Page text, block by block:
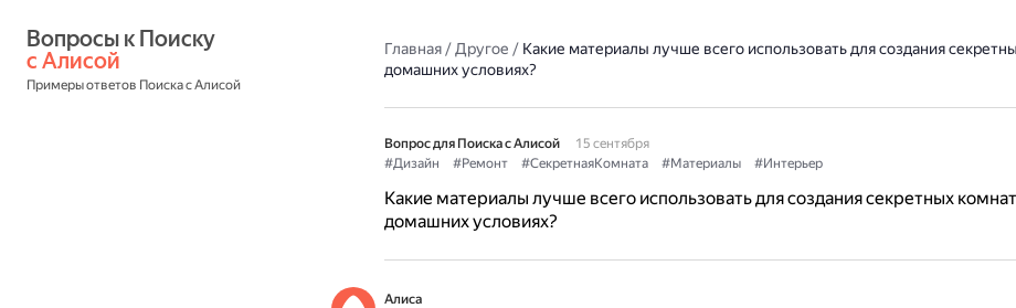
с Алисой
Примеры ответов Поиска с Алисой
Главная/Другое / Какие материалы лучше всего использовать для создания
домашних условиях?
Вопрос для Поиска с Алисой
15 сентября
#Дизайн
#Ремонт #СекретнаяКомната #Материалы #Интерьер
Какие материалы лучше всего использовать для создания секретных
домашних условиях?
Алиса